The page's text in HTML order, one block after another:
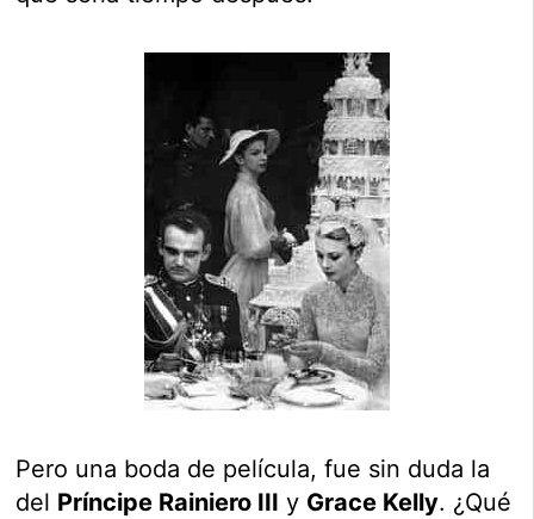
Pero una boda de película, fue sin duda la
del Príncipe Rainiero III y Grace Kelly. ¿Qué